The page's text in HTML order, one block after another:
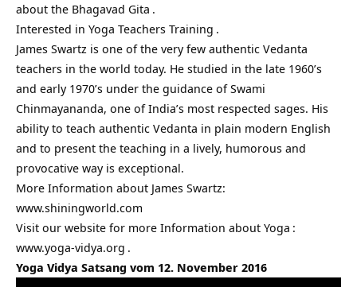
about the Bhagavad Gita .
Interested in Yoga Teachers Training .
James Swartz is one of the very few authentic Vedanta
teachers in the world today. He studied in the late 1960’s
and early 1970’s under the guidance of Swami
Chinmayananda, one of India’s most respected sages. His
ability to teach authentic Vedanta in plain modern English
and to present the teaching in a lively, humorous and
provocative way is exceptional.
More Information about James Swartz:
www.shiningworld.com
Visit our website for more Information about Yoga :
www.yoga-vidya.org .
Yoga Vidya Satsang vom 12. November 2016